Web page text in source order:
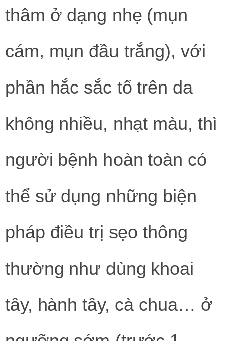
thâm ở dạng nhẹ (mụn
cám, mụn đầu trắng), với
phần hắc sắc tố trên da
không nhiều, nhạt màu, thì
người bệnh hoàn toàn có
thể sử dụng những biện
pháp điều trị sẹo thông
thường như dùng khoai
tây, hành tây, cà chua… ở